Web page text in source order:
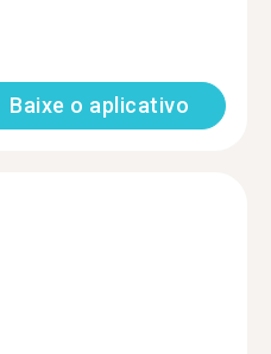
Baixe o aplicativo